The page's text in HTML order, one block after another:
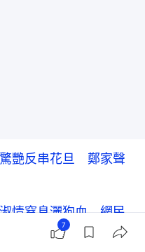
艷反串花旦 鄭家聲
情窒息灑狗血 網民
7